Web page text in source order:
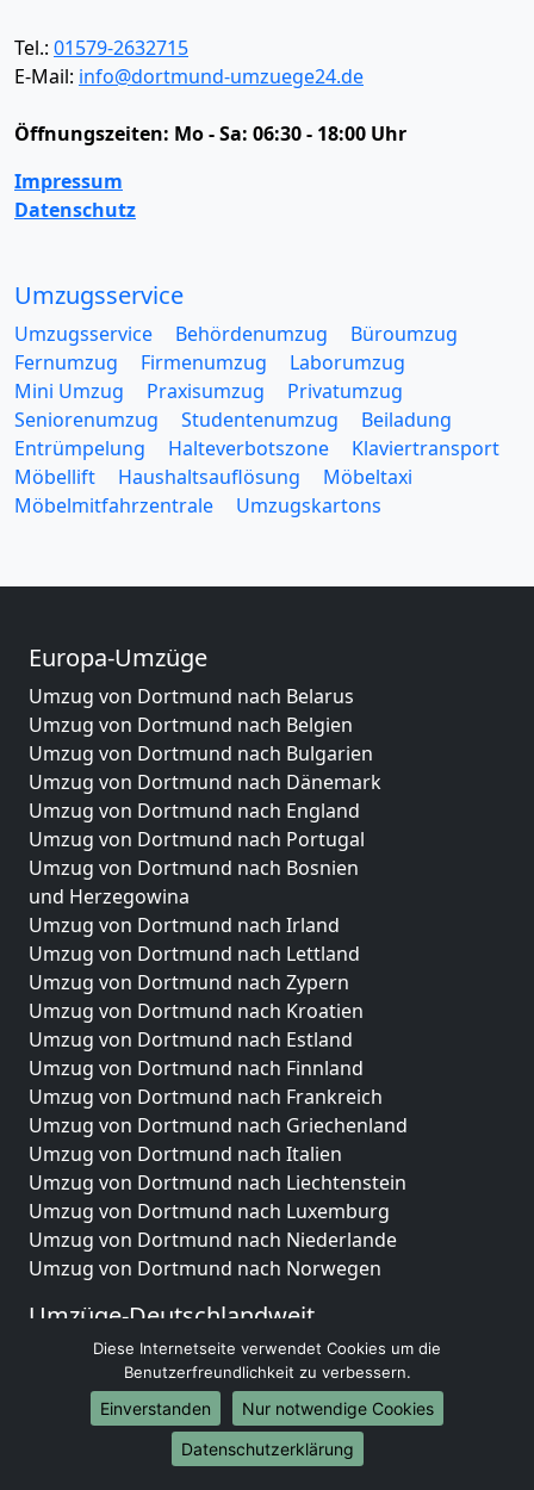
Tel.: 01579-2632715
E-Mail: info@dortmund-umzuege24.de
Öffnungszeiten: Mo - Sa: 06:30 - 18:00 Uhr
Impressum
Datenschutz
Umzugsservice
Umzugsservice Behördenumzug
Büroumzug
Fernumzug
Firmenumzug
Laborumzug
Mini Umzug
Praxisumzug
Privatumzug
Seniorenumzug
Studentenumzug
Beiladung
Entrümpelung
Halteverbotszone
Klaviertransport
Möbellift
Haushaltsauflösung
Möbeltaxi
Möbelmitfahrzentrale
Umzugskartons
Europa-Umzüge
Umzug von Dortmund nach Belarus
Umzug von Dortmund nach Belgien
Umzug von Dortmund nach Bulgarien
Umzug von Dortmund nach Dänemark
Umzug von Dortmund nach England
Umzug von Dortmund nach Portugal
Umzug von Dortmund nach Bosnien
und Herzegowina
Umzug von Dortmund nach Irland
Umzug von Dortmund nach Lettland
Umzug von Dortmund nach Zypern
Umzug von Dortmund nach Kroatien
Umzug von Dortmund nach Estland
Umzug von Dortmund nach Finnland
Umzug von Dortmund nach Frankreich
Umzug von Dortmund nach Griechenland
Umzug von Dortmund nach Italien
Umzug von Dortmund nach Liechtenstein
Umzug von Dortmund nach Luxemburg
Umzug von Dortmund nach Niederlande
Umzug von Dortmund nach Norwegen
Umzüge-Deutschlandweit
Umzug von Dortmund nach Berlin
Umzug von Dortmund nach Hamburg
Umzug von Dortmund nach München
Umzug von Dortmund nach Köln
Umzug von Dortmund nach Frankfurt am Main
Diese Internetseite verwendet Cookies um die
Benutzerfreundlichkeit zu verbessern.
Einverstanden
Nur notwendige Cookies
Datenschutzerklärung